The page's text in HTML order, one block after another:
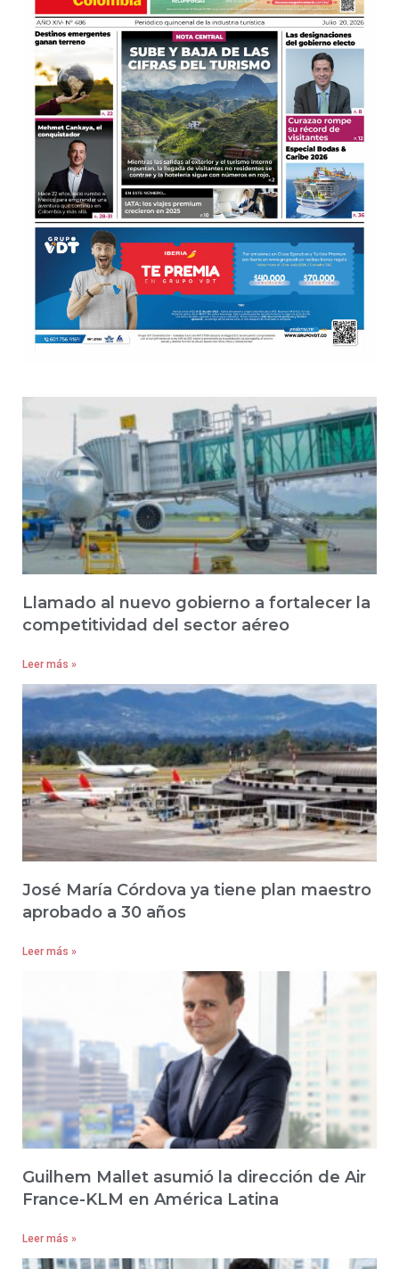
Llamado al nuevo gobierno a fortalecer la
competitividad del sector aéreo
Leer más »
José María Córdova ya tiene plan maestro
aprobado a 30 años
Leer más »
Guilhem Mallet asumió la dirección de Air
France-KLM en América Latina
Leer más »